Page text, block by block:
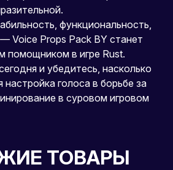
функциональность,
Voice Props Pack BY станет
помощником в игре Rust.
и убедитесь, насколько
настройка голоса в борьбе за
в суровом игровом
ТОВАРЫ